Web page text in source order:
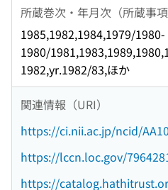
所蔵巻次・年月次（所蔵事項
1985,1982,1984,1979/1980-
1980/
1982,yr.1982/83,ほか
関連情報（URI）
https://ci.nii.ac.jp/ncid/
https://lccn.loc.gov/
https://